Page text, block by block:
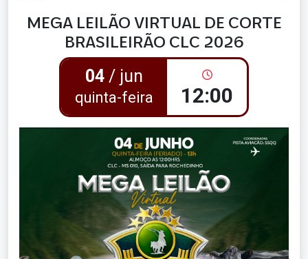
MEGA LEILÃO VIRTUAL DE CORTE
BRASILEIRÃO CLC 2026
04 / jun
quinta-feira 12:00